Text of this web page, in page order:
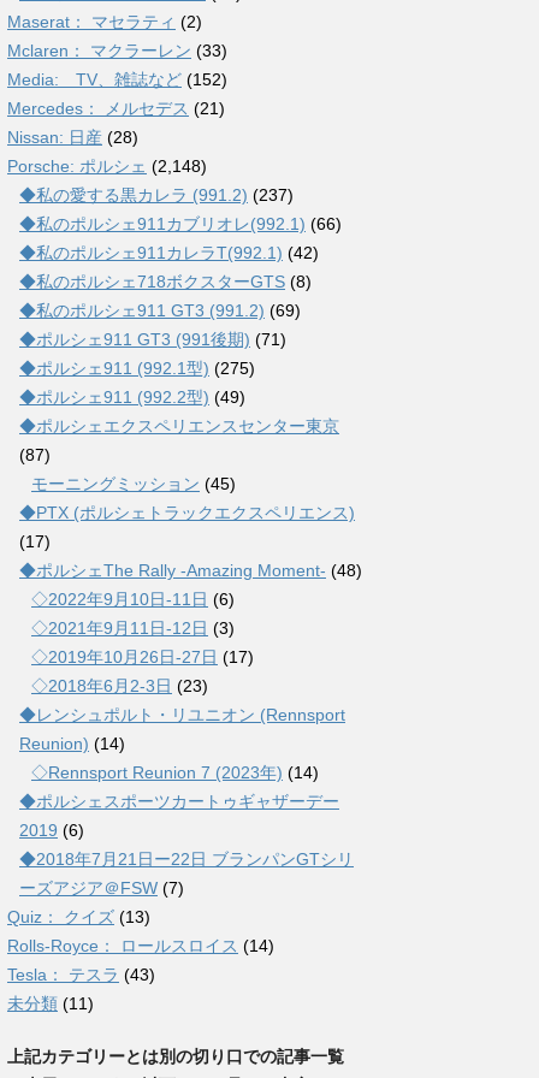
Maserat： マセラティ (2)
Mclaren： マクラーレン (33)
Media: TV、雑誌など (152)
Mercedes： メルセデス (21)
Nissan: 日産 (28)
Porsche: ポルシェ (2,148)
◆私の愛する黒カレラ (991.2) (237)
◆私のポルシェ911カブリオレ(992.1) (66)
◆私のポルシェ911カレラT(992.1) (42)
◆私のポルシェ718ボクスターGTS (8)
◆私のポルシェ911 GT3 (991.2) (69)
◆ポルシェ911 GT3 (991後期) (71)
◆ポルシェ911 (992.1型) (275)
◆ポルシェ911 (992.2型) (49)
◆ポルシェエクスペリエンスセンター東京
(87)
モーニングミッション (45)
◆PTX (ポルシェトラックエクスペリエンス)
(17)
◆ポルシェThe Rally -Amazing Moment- (48)
◇2022年9月10日-11日 (6)
◇2021年9月11日-12日 (3)
◇2019年10月26日-27日 (17)
◇2018年6月2-3日 (23)
◆レンシュポルト・リユニオン (Rennsport
Reunion) (14)
◇Rennsport Reunion 7 (2023年) (14)
◆ポルシェスポーツカートゥギャザーデー
2019 (6)
◆2018年7月21日ー22日 ブランパンGTシリ
ーズアジア＠FSW (7)
Quiz： クイズ (13)
Rolls-Royce： ロールスロイス (14)
Tesla： テスラ (43)
未分類 (11)
上記カテゴリーとは別の切り口での記事一覧